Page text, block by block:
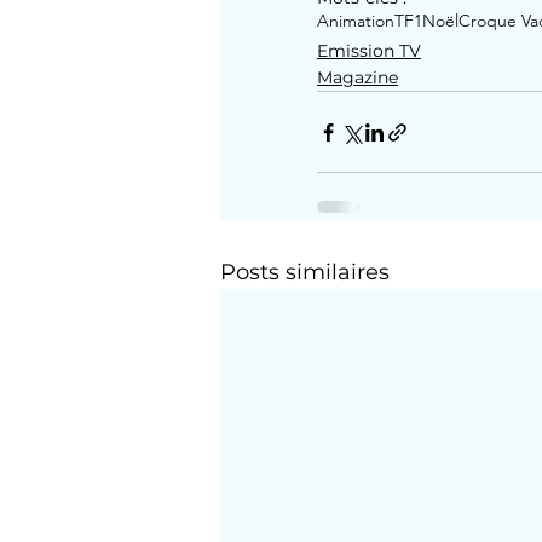
AnimationTF1NoëlCroque
Emission TV
Magazine
Posts similaires